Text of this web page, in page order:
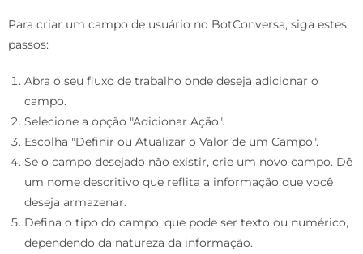
Para criar um campo de usuário no BotConversa, siga estes
passos:
Abra o seu fluxo de trabalho onde deseja adicionar o
campo.
Selecione a opção "Adicionar Ação".
Escolha "Definir ou Atualizar o Valor de um Campo".
Se o campo desejado não existir, crie um novo campo. Dê
um nome descritivo que reflita a informação que você
deseja armazenar.
Defina o tipo do campo, que pode ser texto ou numérico,
dependendo da natureza da informação.